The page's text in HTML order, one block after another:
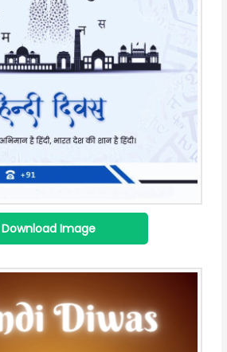
Download Image